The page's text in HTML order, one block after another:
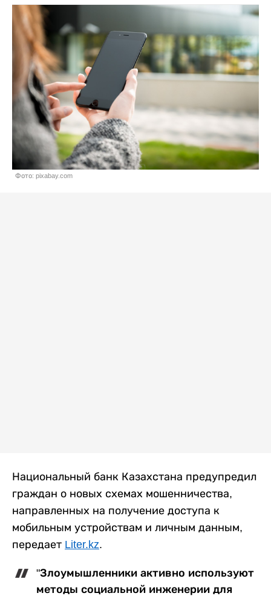
Фото: pixabay.com
Национальный банк Казахстана предупредил
граждан о новых схемах мошенничества,
направленных на получение доступа к
мобильным устройствам и личным данным,
передает Liter.kz.
"Злоумышленники активно используют
методы социальной инженерии для